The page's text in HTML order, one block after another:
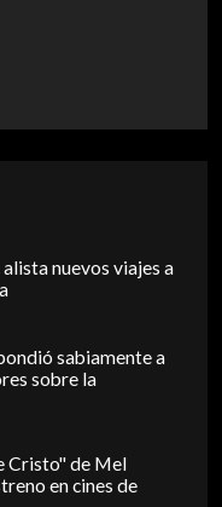
nuevos viajes a
sabiamente a
sobre la
Cristo" de Mel
en cines de